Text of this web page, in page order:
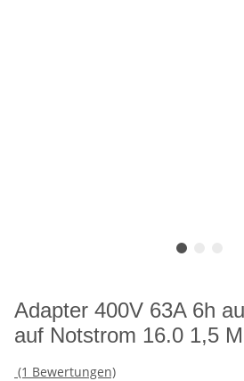
Adapter 400V 63A 6h
auf Notstrom 16.0 1,5
(1 Bewertungen)